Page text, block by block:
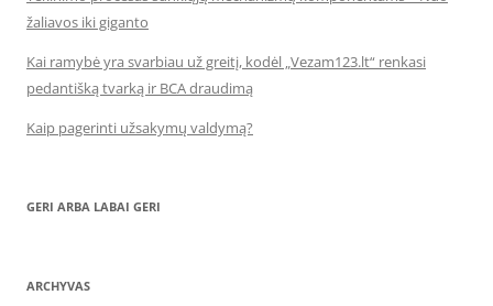
žaliavos iki giganto
Kai ramybė yra svarbiau už greitį, kodėl „Vezam123.lt“ renkasi
pedantišką tvarką ir BCA draudimą
Kaip pagerinti užsakymų valdymą?
GERI ARBA LABAI GERI
ARCHYVAS